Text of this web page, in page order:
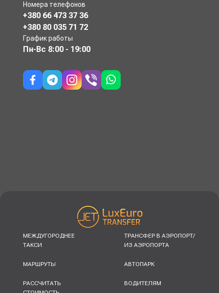
Номера телефонов
+380 66 473 37 36
+380 80 035 71 72
График работы
Пн-Вс 8:00 - 19:00
МЕЖДУГОРОДНЕЕ
ТАКСИ
ТРАНСФЕР В АЭРОПОРТ/
ИЗ АЭРОПОРТА
МАРШРУТЫ АВТОПАРК
РАССЧИТАТЬ
ВОДИТЕЛЯМ